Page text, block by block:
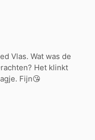
Vlas. Wat was de
Het klinkt
Fijn😘